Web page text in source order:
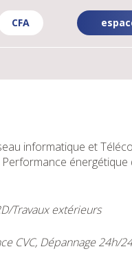
-
CFA
CFA
informatique et
Performance énergétique
Travaux extérieurs
CVC, Dépannage 24h/